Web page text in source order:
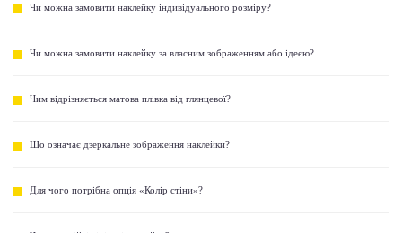
Чи можна замовити наклейку індивідуального розміру?
Чи можна замовити наклейку за власним зображенням або ідеєю?
Чим відрізняється матова плівка від глянцевої?
Що означає дзеркальне зображення наклейки?
Для чого потрібна опція «Колір стіни»?